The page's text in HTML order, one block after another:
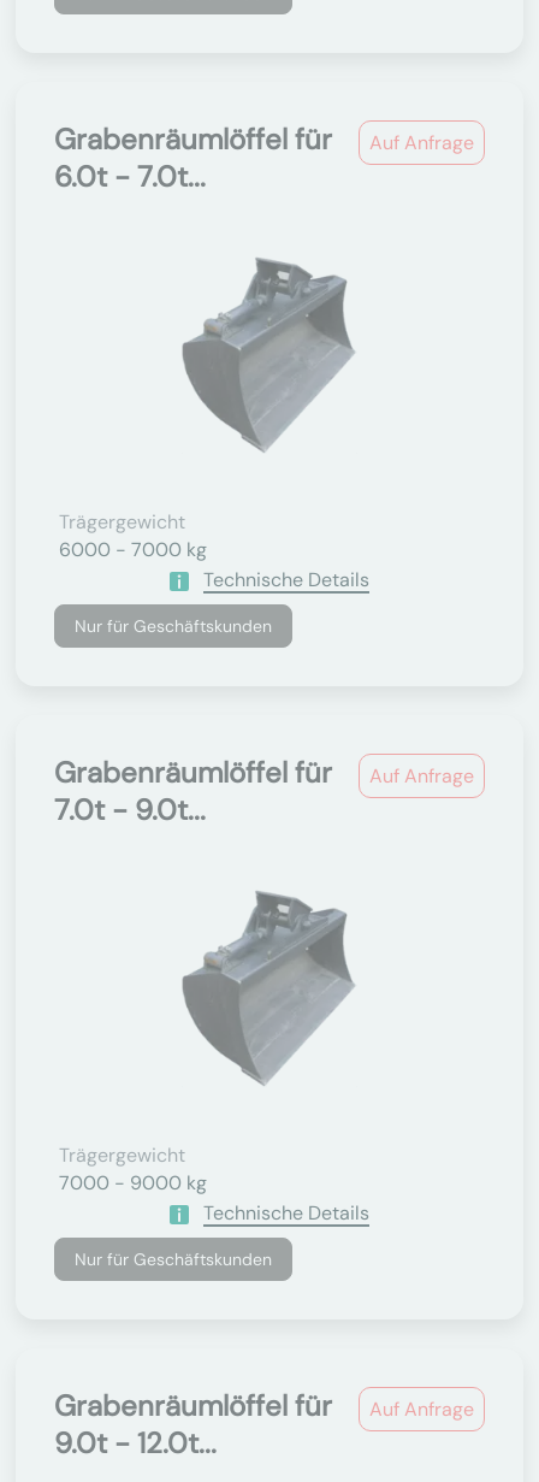
Auf Anfrage
Grabenräumlöffel für
6.0t - 7.0t...
Trägergewicht
6000 - 7000 kg
Technische Details
Nur für Geschäftskunden
Auf Anfrage
Grabenräumlöffel für
7.0t - 9.0t...
Trägergewicht
7000 - 9000 kg
Technische Details
Nur für Geschäftskunden
Auf Anfrage
Grabenräumlöffel für
9.0t - 12.0t...